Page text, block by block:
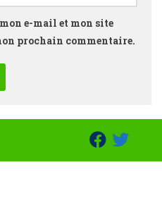
e-mail et mon site
prochain commentaire.